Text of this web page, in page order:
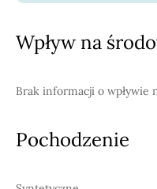
Wpływ na
Brak informacji o wpływie
Pochodzenie